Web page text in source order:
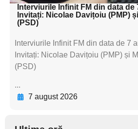
Interviurile Infinit FM din data de
Invitați: Nicolae Davițoiu (PMP)
(PSD)
Interviurile Infinit FM din data de 7
Invitați: Nicolae Davițoiu (PMP) și
(PSD)
...
7 august 2026